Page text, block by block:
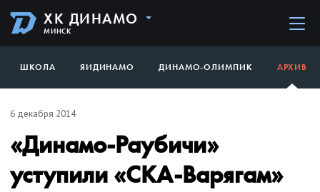
ХК ДИНАМО
МИНСК
ШКОЛА ЯИДИНАМО ДИНАМО-ОЛИМПИК АРХИВ
6 декабря 2014
«Динамо-Раубичи»
уступили «СКА-Варягам»